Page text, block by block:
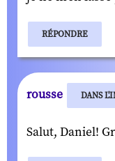
RÉPONDRE
rousse DANS
Salut, Daniel!